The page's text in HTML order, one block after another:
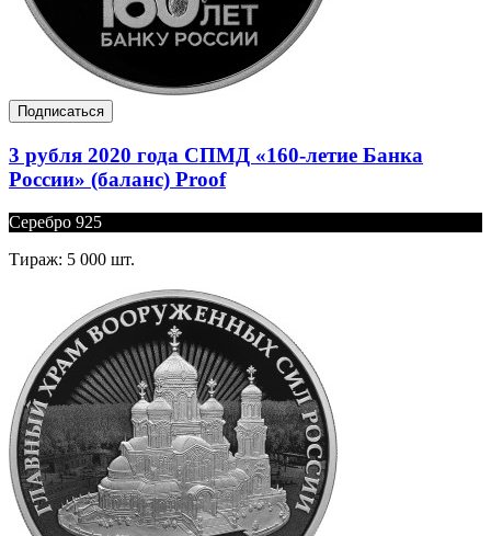
Подписаться
3 рубля 2020 года СПМД «160-летие Банка
России» (баланс) Proof
Серебро 925
Тираж: 5 000 шт.